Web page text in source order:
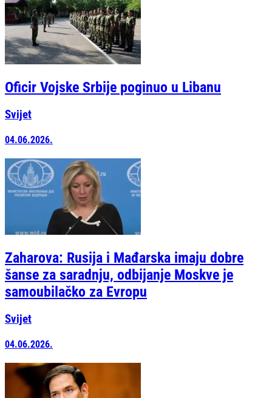
Oficir Vojske Srbije poginuo u Libanu
Svijet
04.06.2026.
Zaharova: Rusija i Mađarska imaju dobre
šanse za saradnju, odbijanje Moskve je
samoubilačko za Evropu
Svijet
04.06.2026.